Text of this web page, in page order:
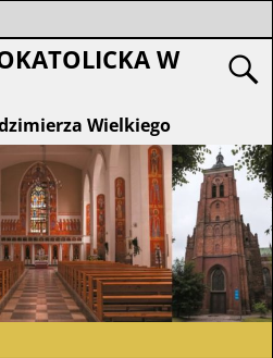
W
Wielkiego